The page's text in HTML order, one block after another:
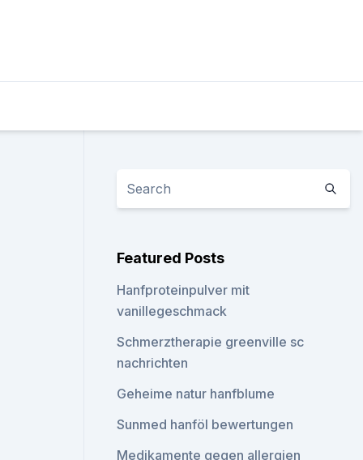
Featured Posts
Hanfproteinpulver mit
vanillegeschmack
Schmerztherapie greenville sc
nachrichten
Geheime natur hanfblume
Sunmed hanföl bewertungen
Medikamente gegen allergien